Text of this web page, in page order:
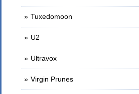
Tuxedomoon
U2
Ultravox
Virgin Prunes